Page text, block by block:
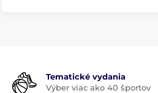
Tematické vydania
Výber viac ako 40 športov